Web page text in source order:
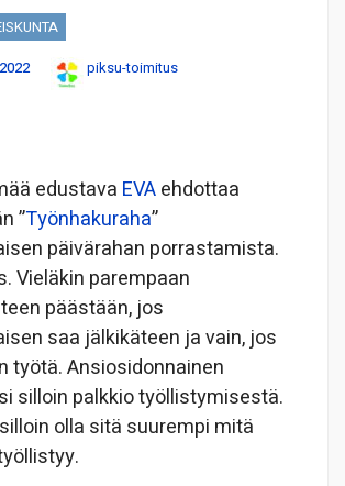
piksu-toimitus
edustava EVAehdottaa
”Työnhakuraha”
päivärahan porrastamista.
Vieläkin parempaan
päästään, jos
saa jälkikäteen ja vain, jos
työtä. Ansiosidonnainen
silloin palkkio työllistymisestä.
olla sitä suurempi mitä